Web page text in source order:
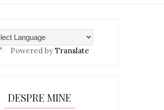
Powered by Translate
DESPRE MINE